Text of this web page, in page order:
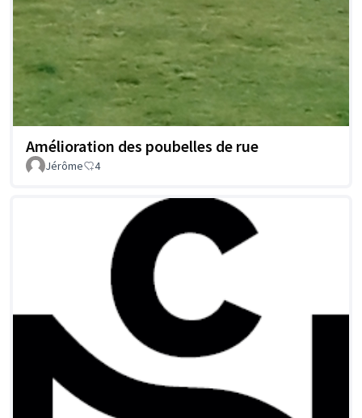
Amélioration des poubelles de rue
Jérôme 4